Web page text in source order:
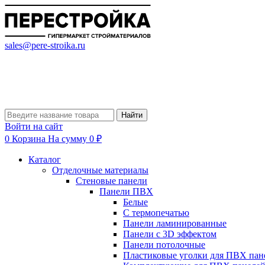
sales@pere-stroika.ru
Найти
Войти на сайт
0 Корзина На сумму 0 ₽
Каталог
Отделочные материалы
Стеновые панели
Панели ПВХ
Белые
С термопечатью
Панели ламинированные
Панели с 3D эффектом
Панели потолочные
Пластиковые уголки для ПВХ